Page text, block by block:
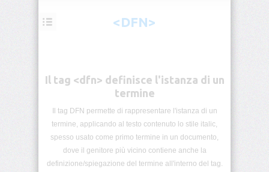
HTML
HTML
Block
<DFN>
Il tag <dfn> definisce l'istanza di un
termine
Il tag DFN permette di rappresentare l'istanza di un
termine, applicando al testo contenuto lo stile italic,
spesso usato come primo termine in un documento,
dove il genitore più vicino contiene anche la
definizione/spiegazione del termine all'interno del tag.